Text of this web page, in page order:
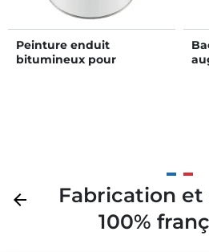
Peinture enduit
bitumineux pour
Précédent
arrow_back
Fabrication
100%